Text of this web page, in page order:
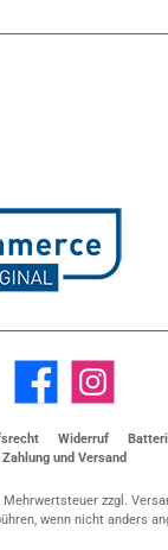
Facebook Instagram
Widerruf
Zahlung und Versand
zzgl.
wenn nicht anders